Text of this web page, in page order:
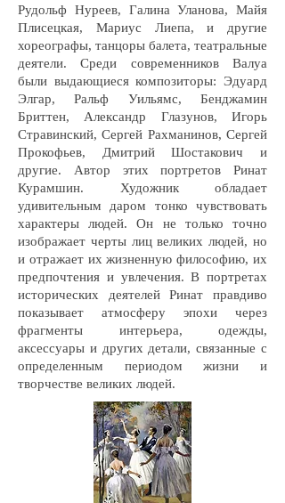
Рудольф Нуреев, Галина Уланова, Майя
Плисецкая, Мариус Лиепа, и другие
хореографы, танцоры балета, театральные
деятели. Среди современников Валуа
были выдающиеся композиторы: Эдуард
Элгар, Ральф Уильямс, Бенджамин
Бриттен, Александр Глазунов, Игорь
Стравинский, Сергей Рахманинов, Сергей
Прокофьев, Дмитрий Шостакович и
другие. Автор этих портретов Ринат
Курамшин. Художник обладает
удивительным даром тонко чувствовать
характеры людей. Он не только точно
изображает черты лиц великих людей, но
и отражает их жизненную философию, их
предпочтения и увлечения. В портретах
исторических деятелей Ринат правдиво
показывает атмосферу эпохи через
фрагменты интерьера, одежды,
аксессуары и других детали, связанные с
определенным периодом жизни и
творчестве великих людей.